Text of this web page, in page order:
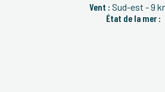
Vent : Sud-est - 9
État de la mer :